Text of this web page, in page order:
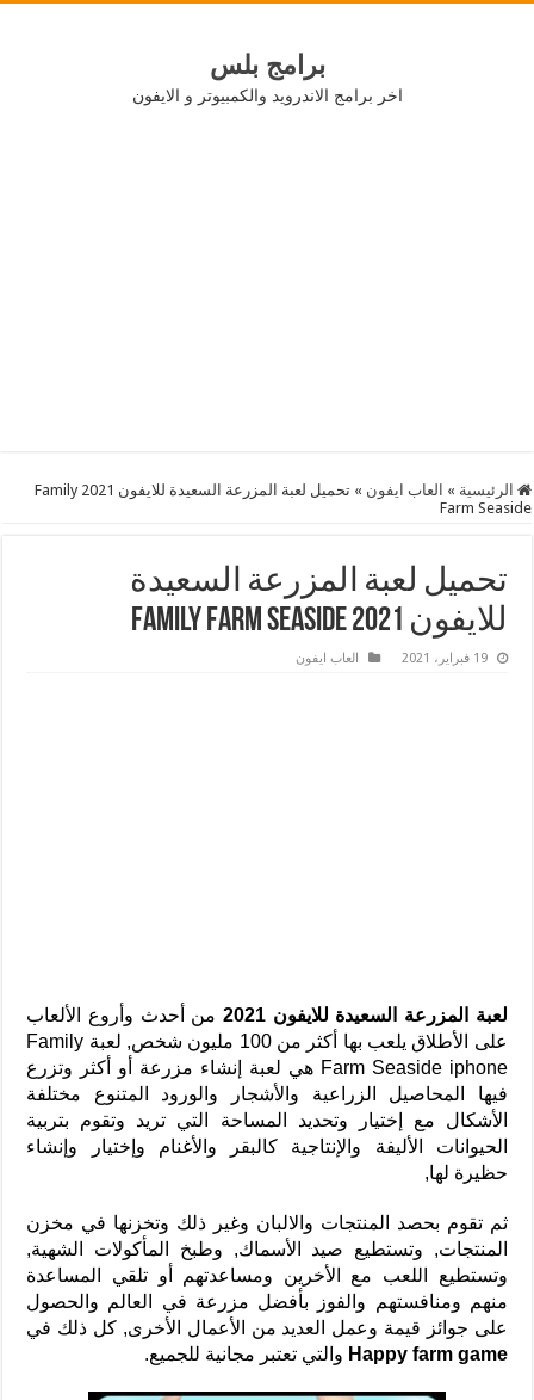
برامج بلس
اخر برامج الاندرويد والكمبيوتر و الايفون
الرئيسية » العاب ايفون »
تحميل لعبة المزرعة السعيدة للايفون 2021 Family
Farm Seaside
تحميل لعبة المزرعة السعيدة
للايفون 2021 Family Farm Seaside
19 فبراير، 2021 العاب ايفون
لعبة المزرعة السعيدة للايفون 2021
من أحدث وأروع الألعاب
على الأطلاق يلعب بها أكثر من 100 مليون شخص, لعبة Family
Farm Seaside iphone هي لعبة إنشاء مزرعة أو أكثر وتزرع
فيها المحاصيل الزراعية والأشجار والورود المتنوع مختلفة
الأشكال مع إختيار وتحديد المساحة التي تريد وتقوم بتربية
الحيوانات الأليفة والإنتاجية كالبقر والأغنام وإختيار وإنشاء
حظيرة لها,
ثم تقوم بحصد المنتجات والالبان وغير ذلك وتخزنها في مخزن
المنتجات, وتستطيع صيد الأسماك, وطبخ المأكولات الشهية,
وتستطيع اللعب مع الأخرين ومساعدتهم أو تلقي المساعدة
منهم ومنافستهم والفوز بأفضل مزرعة في العالم والحصول
على جوائز قيمة وعمل العديد من الأعمال الأخرى, كل ذلك في
Happy farm game والتي تعتبر مجانية للجميع.